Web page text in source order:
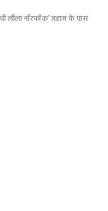
लीला नॉरफॉक’ जहाज के पास